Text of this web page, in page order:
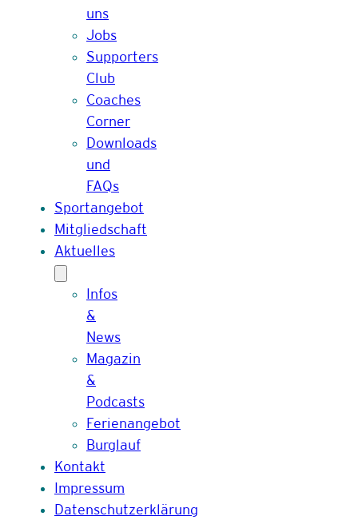
uns
Jobs
Supporters
Club
Coaches
Corner
Downloads
und
FAQs
Sportangebot
Mitgliedschaft
Aktuelles
Infos
&
News
Magazin
&
Podcasts
Ferienangebot
Burglauf
Kontakt
Impressum
Datenschutzerklärung